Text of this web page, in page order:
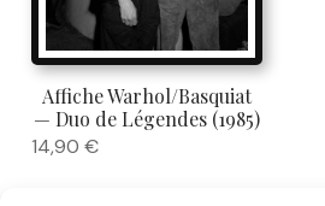
Affiche Warhol/Basquiat
— Duo de Légendes (1985)
14,90€